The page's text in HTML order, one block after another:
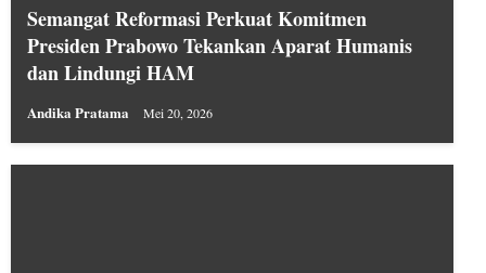
Semangat Reformasi Perkuat Komitmen
Presiden Prabowo Tekankan Aparat Humanis
dan Lindungi HAM
Andika Pratama Mei 20, 2026